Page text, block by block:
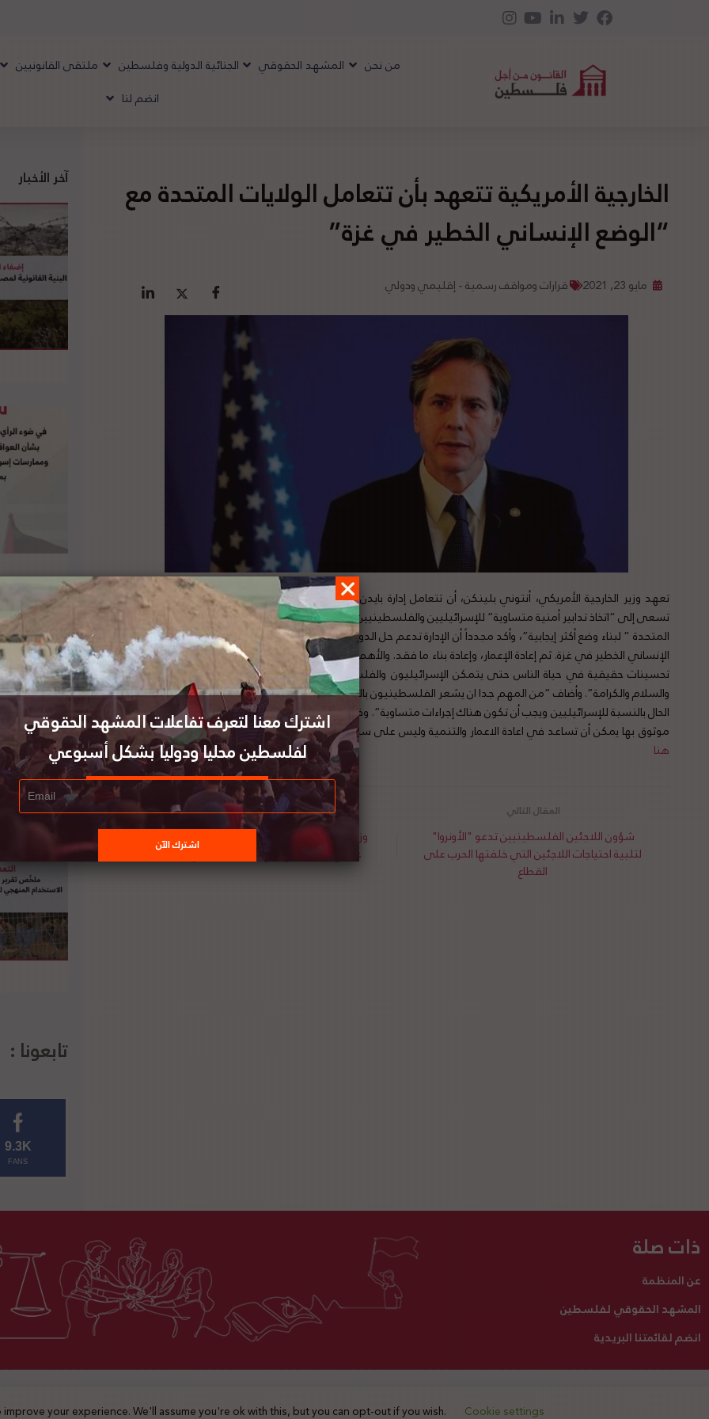
من نحن المشهد الحقوقي الجنائية الدولية وفلسطين ملتقى القانونيين
انضم لنا
الخارجية الأمريكية تتعهد بأن تتعامل الولايات المتحدة مع
“الوضع الإنساني الخطير في غزة”
مايو 23, 2021 قرارات ومواقف رسمية - إقليمي ودولي
تعهد وزير الخارجية الأمريكي، أنتوني بلينكن، أن تتعامل إدارة بايدن مع “الوضع الإنساني الخطير في غزة” وأنها سوف
تسعى إلى “اتخاذ تدابير أمنية متساوية” للإسرائيليين والفلسطينيين. وقال بلينكن إن وقف إطلاق النار “حاسم” للولايات
المتحدة ” لبناء وضع أكثر إيجابية”، وأكد مجدداً أن الإدارة تدعم حل الدولتين. وقال “يجب أن يبدأ ذلك الآن بالتعامل مع الوضع
الإنساني الخطير في غزة. ثم إعادة الإعمار، وإعادة بناء ما فقد. والأهم من ذلك، إشراك الجانبين في محاولة للبدء في إجراء
تحسينات حقيقية في حياة الناس حتى يتمكن الإسرائيليون والفلسطينيون من العيش بمقاييس متساوية من الأمن
والسلام والكرامة”. وأضاف “من المهم جدا ان يشعر الفلسطينيون بالامل وان تتاح لهم الفرص وان يعيشوا في امن كما هو
الحال بالنسبة للإسرائيليين ويجب أن تكون هناك إجراءات متساوية”. وقال بلينكن ان الادارة ستعتمد على “أطراف مستقلة
موثوق بها يمكن أن تساعد في اعادة الاعمار والتنمية وليس على سلطة شبه حكومية”. لتفاصيل الخبر ومصدره الأصلي،
هنا
وزير شؤون القدس يحذر من حملة تهجير وتطهير
عرقي جديدة في حي بطن الهوى في سلوان
شؤون اللاجئين الفلسطينيين تدعو "الأونروا"
لتلبية احتياجات اللاجئين التي خلفتها الحرب على
القطاع
آخر الأخبار
تابعونا :
9.3K
FANS
ذات صلة
عن المنظمة
المشهد الحقوقي لفلسطين
انضم لقائمتنا البريدية
اتصل بنا تبرع لنا 2025 © جميع الحقوق محفوظة
your experience. We'll assume you're ok with this, but you can opt-out if you wish. Cookie settings
اشترك معنا لتعرف تفاعلات المشهد الحقوقي
لفلسطين محليا ودوليا بشكل أسبوعي